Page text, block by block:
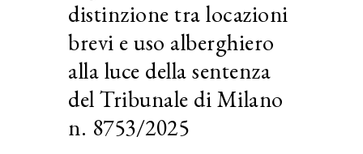
distinzione tra locazioni
brevi e uso alberghiero
alla luce della sentenza
del Tribunale di Milano
n. 8753/2025